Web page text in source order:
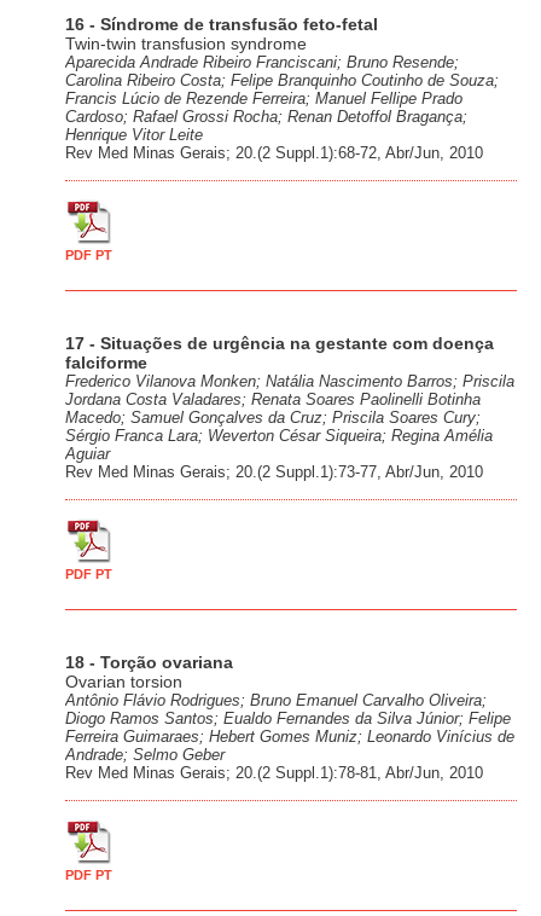
16 - Síndrome de transfusão feto-fetal
Twin-twin transfusion syndrome
Aparecida Andrade Ribeiro Franciscani; Bruno Resende;
Carolina Ribeiro Costa; Felipe Branquinho Coutinho de Souza;
Francis Lúcio de Rezende Ferreira; Manuel Fellipe Prado
Cardoso; Rafael Grossi Rocha; Renan Detoffol Bragança;
Henrique Vitor Leite
Rev Med Minas Gerais; 20.(2 Suppl.1):68-72, Abr/Jun, 2010
PDF PT
17 - Situações de urgência na gestante com doença
falciforme
Frederico Vilanova Monken; Natália Nascimento Barros; Priscila
Jordana Costa Valadares; Renata Soares Paolinelli Botinha
Macedo; Samuel Gonçalves da Cruz; Priscila Soares Cury;
Sérgio Franca Lara; Weverton César Siqueira; Regina Amélia
Aguiar
Rev Med Minas Gerais; 20.(2 Suppl.1):73-77, Abr/Jun, 2010
PDF PT
18 - Torção ovariana
Ovarian torsion
Antônio Flávio Rodrigues; Bruno Emanuel Carvalho Oliveira;
Diogo Ramos Santos; Eualdo Fernandes da Silva Júnior; Felipe
Ferreira Guimaraes; Hebert Gomes Muniz; Leonardo Vinícius de
Andrade; Selmo Geber
Rev Med Minas Gerais; 20.(2 Suppl.1):78-81, Abr/Jun, 2010
PDF PT